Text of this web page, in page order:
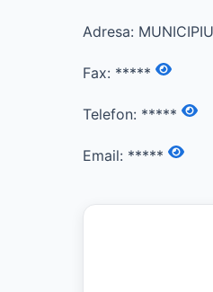
Adresa:
Fax: *****
Telefon: *****
Email: *****